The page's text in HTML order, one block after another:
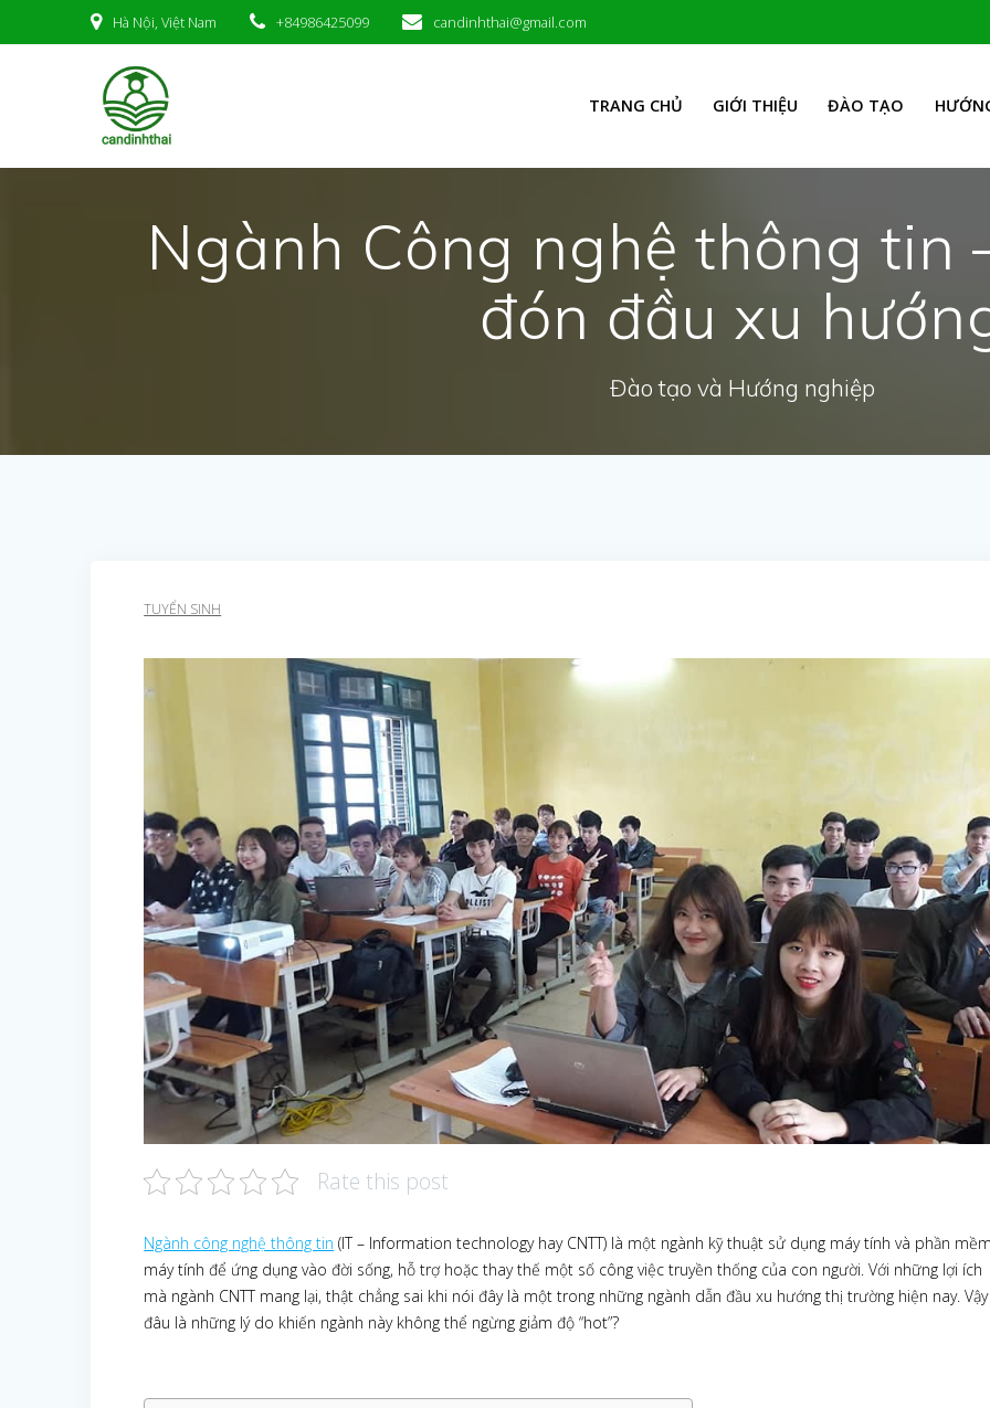
to
Hà Nội, Việt Nam +84986425099 candinhthai@gmail.com
TRANG CHỦ GIỚI THIỆU ĐÀO TẠO
Ngành Công nghệ thông tin
đón đầu xu
Đào tạo và Hướng nghiệp
TUYỂN SINH
Rate this post
Ngành công nghệ thông tin (IT – Information technology hay CNTT) là một ngành kỹ thuật sử dụng máy tính và phần mềm
máy tính để ứng dụng vào đời sống, hỗ trợ hoặc thay thế một số công việc truyền thống của con người. Với những lợi ích
mà ngành CNTT mang lại, thật chẳng sai khi nói đây là một trong những ngành dẫn đầu xu hướng thị trường hiện nay. Vậy
đâu là những lý do khiến ngành này không thể ngừng giảm độ “hot”?